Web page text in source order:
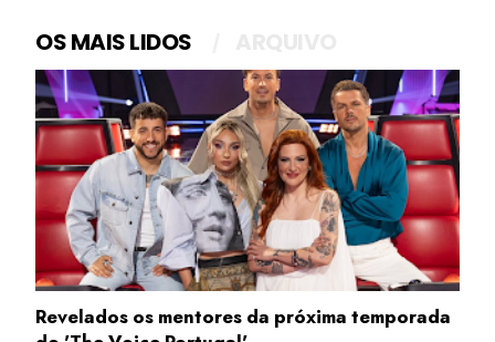
OS MAIS LIDOS
Revelados os mentores da próxima temporada